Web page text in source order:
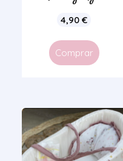
4,90€
Comprar